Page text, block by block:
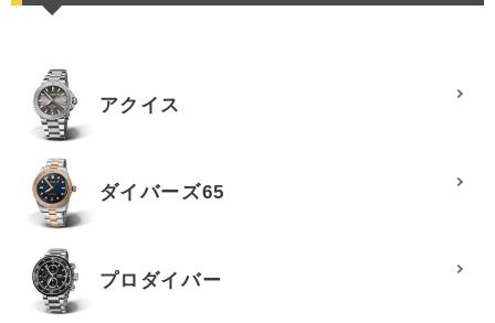
アクイス
ダイバーズ65
プロダイバー